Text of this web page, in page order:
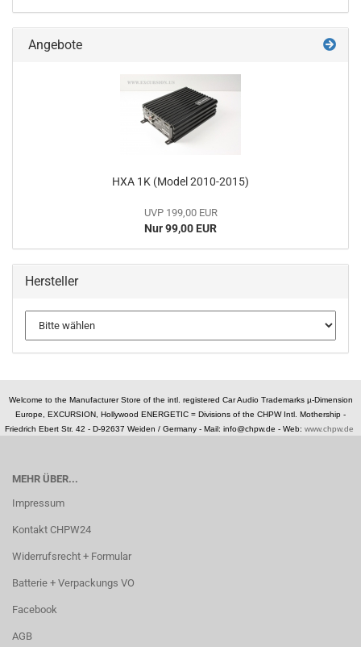
Angebote
HXA 1K (Model 2010-2015)
UVP 199,00 EUR
Nur 99,00 EUR
Hersteller
Welcome to the Manufacturer Store of the intl. registered Car Audio Trademarks µ-Dimension
Europe, EXCURSION, Hollywood ENERGETIC = Divisions of the CHPW Intl. Mothership -
Friedrich Ebert Str. 42 - D-92637 Weiden / Germany - Mail: info@chpw.de - Web: www.chpw.de
MEHR ÜBER...
Impressum
Kontakt CHPW24
Widerrufsrecht + Formular
Batterie + Verpackungs VO
Facebook
AGB